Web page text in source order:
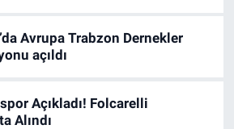
Avrupa Trabzon Dernekler
açıldı
Açıkladı! Folcarelli
Alındı